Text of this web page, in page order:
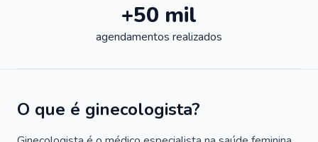
+50 mil
agendamentos realizados
O que é ginecologista?